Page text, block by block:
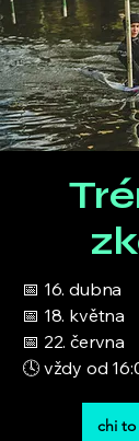
📅 16. dubna
📅 18. května
📅 22. června
🕓 vždy od
chi to